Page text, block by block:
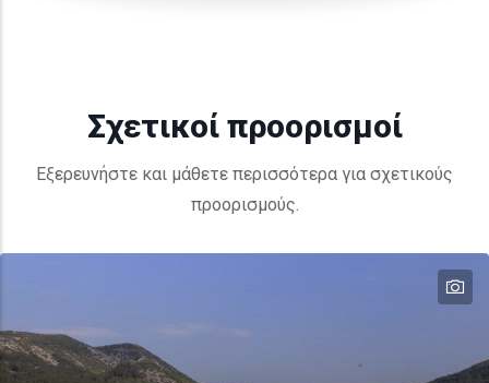
Σχετικοί προορισμοί
Εξερευνήστε και μάθετε περισσότερα για σχετικούς
προορισμούς.